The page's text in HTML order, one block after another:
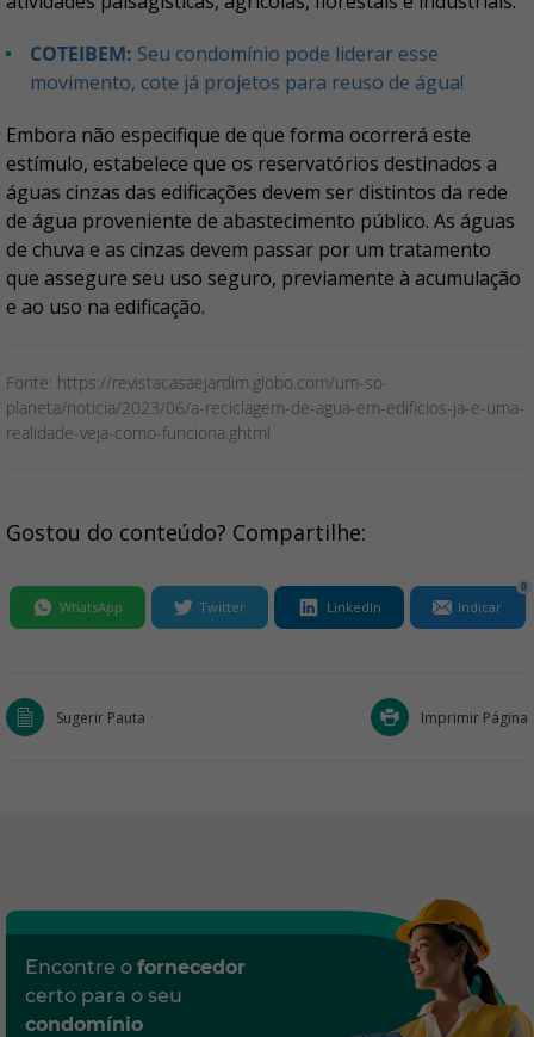
COTEIBEM: Seu condomínio pode liderar esse
movimento, cote já projetos para reuso de água!
Embora não especifique de que forma ocorrerá este
estímulo, estabelece que os reservatórios destinados a
águas cinzas das edificações devem ser distintos da rede
de água proveniente de abastecimento público. As águas
de chuva e as cinzas devem passar por um tratamento
que assegure seu uso seguro, previamente à acumulação
e ao uso na edificação.
Fonte: https://revistacasaejardim.globo.com/um-so-
planeta/noticia/2023/06/a-reciclagem-de-agua-em-edificios-ja-e-uma-
realidade-veja-como-funciona.ghtml
Gostou do conteúdo? Compartilhe:
WhatsApp Twitter LinkedIn Indicar
0
Sugerir Pauta Imprimir Página
Encontre o fornecedor
certo para o seu
condomínio